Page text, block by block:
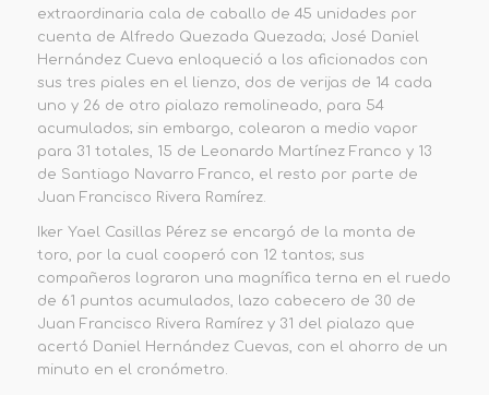
extraordinaria cala de caballo de 45 unidades por
cuenta de Alfredo Quezada Quezada; José Daniel
Hernández Cueva enloqueció a los aficionados con
sus tres piales en el lienzo, dos de verijas de 14 cada
uno y 26 de otro pialazo remolineado, para 54
acumulados; sin embargo, colearon a medio vapor
para 31 totales, 15 de Leonardo Martínez Franco y 13
de Santiago Navarro Franco, el resto por parte de
Juan Francisco Rivera Ramírez.
Iker Yael Casillas Pérez se encargó de la monta de
toro, por la cual cooperó con 12 tantos; sus
compañeros lograron una magnífica terna en el ruedo
de 61 puntos acumulados, lazo cabecero de 30 de
Juan Francisco Rivera Ramírez y 31 del pialazo que
acertó Daniel Hernández Cuevas, con el ahorro de un
minuto en el cronómetro.